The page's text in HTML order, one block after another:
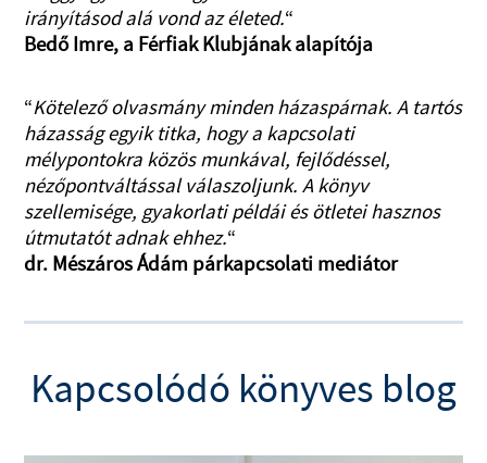
irányításod alá vond az életed.“
Bedő Imre, a Férfiak Klubjának alapítója
“Kötelező olvasmány minden házaspárnak. A tartós
házasság egyik titka, hogy a kapcsolati
mélypontokra közös munkával, fejlődéssel,
nézőpontváltással válaszoljunk. A könyv
szellemisége, gyakorlati példái és ötletei hasznos
útmutatót adnak ehhez.“
dr. Mészáros Ádám párkapcsolati mediátor
Kapcsolódó könyves blog